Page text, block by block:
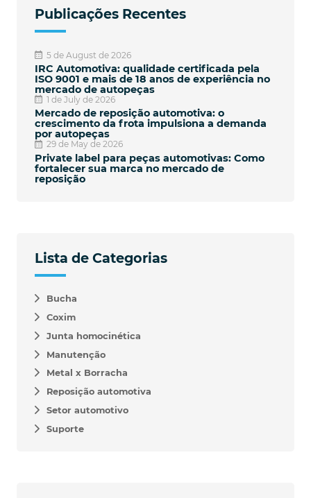
Publicações Recentes
5 de August de 2026
IRC Automotiva: qualidade certificada pela
ISO 9001 e mais de 18 anos de experiência no
mercado de autopeças
1 de July de 2026
Mercado de reposição automotiva: o
crescimento da frota impulsiona a demanda
por autopeças
29 de May de 2026
Private label para peças automotivas: Como
fortalecer sua marca no mercado de
reposição
Lista de Categorias
Bucha
Coxim
Junta homocinética
Manutenção
Metal x Borracha
Reposição automotiva
Setor automotivo
Suporte